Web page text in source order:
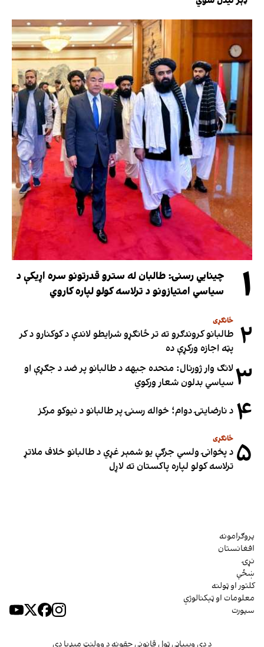
۱
چینایي رسنۍ: طالبان له سترو قدرتونو سره اړیکې د
سیاسي امتیازونو د ترلاسه کولو لپاره کاروي
۲ ځانګړی
طالبانو کروندګرو ته تر ځانګړو شرایطو لاندې د کوکنارو د کر
پټه اجازه ورکړې ده
۳ لانګ وار ژورنال: متحده جبهه د طالبانو پر ضد د جګړې او
سیاسي بدلون شعار ورکوي
۴ د نارضایتۍ دوام؛ خواله رسنۍ پر طالبانو د نیوکو مرکز
۵ ځانګړی
د پخوانۍ ولسي جرګې یو شمېر غړي د طالبانو خلاف ملاتړ
ترلاسه کولو لپاره پاکستان ته لاړل
پروګرامونه
افغانستان
نړۍ
ښځې
کلتور او ټولنه
معلومات او ټېکنالوژي
سپورت
د دې وېبپاڼې ټول قانوني حقونه د وولنټ میډیا دي